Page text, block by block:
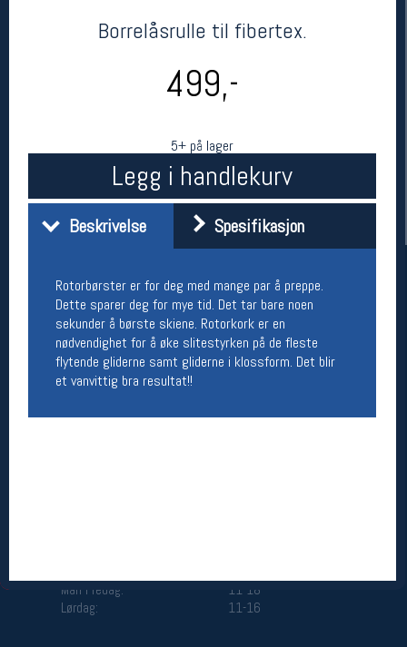
Borrelåsrulle til fibertex.
499,-
5+ på lager
Legg i handlekurv
Beskrivelse Spesifikasjon
Rotorbørster er for deg med mange par å preppe.
Dette sparer deg for mye tid. Det tar bare noen
sekunder å børste skiene. Rotorkork er en
nødvendighet for å øke slitestyrken på de fleste
flytende gliderne samt gliderne i klossform. Det blir
et vanvittig bra resultat!!
kr 499
Her finner du oss
Oslo Sportslager
Man-Fredag:
11-18
Lørdag:
11-16